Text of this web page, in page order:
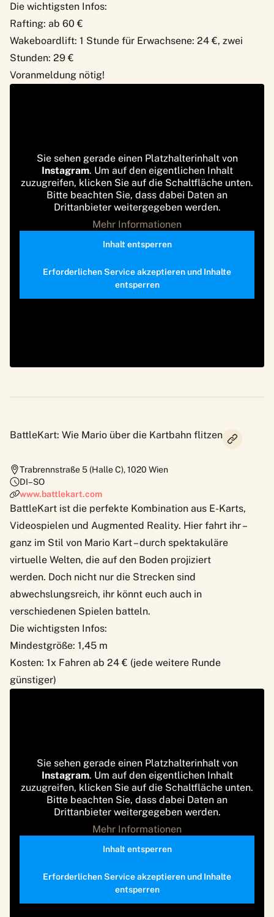
Die wichtigsten Infos:
Rafting: ab 60 €
Wakeboardlift: 1 Stunde für Erwachsene: 24 €, zwei
Stunden: 29 €
Voranmeldung nötig!
Sie sehen gerade einen Platzhalterinhalt von
Instagram. Um auf den eigentlichen Inhalt
zuzugreifen, klicken Sie auf die Schaltfläche unten.
Bitte beachten Sie, dass dabei Daten an
Drittanbieter weitergegeben werden.
Mehr Informationen
Inhalt entsperren
Erforderlichen Service akzeptieren und Inhalte
entsperren
BattleKart: Wie Mario über die Kartbahn flitzen
Trabrennstraße 5 (Halle C),1020 Wien
DI–SO
www.battlekart.com
BattleKart ist die perfekte Kombination aus E-Karts,
Videospielen und Augmented Reality. Hier fahrt ihr –
ganz im Stil von Mario Kart – durch spektakuläre
virtuelle Welten, die auf den Boden projiziert
werden. Doch nicht nur die Strecken sind
abwechslungsreich, ihr könnt euch auch in
verschiedenen Spielen batteln.
Die wichtigsten Infos:
Mindestgröße: 1,45 m
Kosten: 1x Fahren ab 24 € (jede weitere Runde
günstiger)
Sie sehen gerade einen Platzhalterinhalt von
Instagram. Um auf den eigentlichen Inhalt
zuzugreifen, klicken Sie auf die Schaltfläche unten.
Bitte beachten Sie, dass dabei Daten an
Drittanbieter weitergegeben werden.
Mehr Informationen
Inhalt entsperren
Erforderlichen Service akzeptieren und Inhalte
entsperren